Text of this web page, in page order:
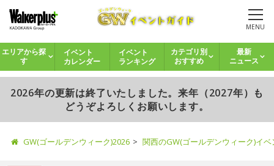
MENU
エリアから探
す
イベント
カレンダー
イベント
ランキング
カテゴリ別
おすすめ
最新
ニュース
2026年の更新は終了いたしました。来年（2027年）も
どうぞよろしくお願いします。
GW(ゴールデンウィーク)2026 関西のGW(ゴールデンウィーク)イ